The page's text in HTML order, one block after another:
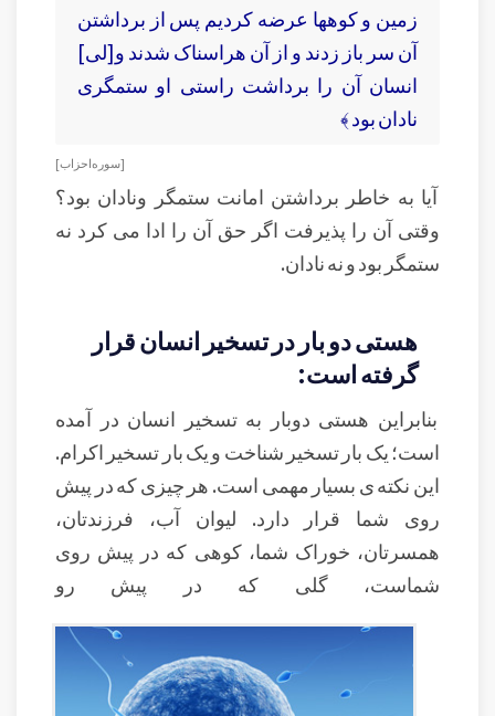
زمين و كوهها عرضه كرديم پس از برداشتن
آن سر باز زدند و از آن هراسناک شدند و[لى]
انسان آن را برداشت راستى او ستمگرى
نادان بود ﴾
[ سوره احزاب ]
آیا به خاطر برداشتن امانت ستمگر ونادان بود؟
وقتی آن را پذیرفت اگر حق آن را ادا می کرد نه
ستمگر بود و نه نادان.
هستی دو بار در تسخیر انسان قرار
گرفته است:
بنابراین هستی دوبار به تسخیر انسان در آمده
است؛ یک بار تسخیر شناخت و یک بار تسخیر اکرام.
این نکته ی بسیار مهمی است. هر چیزی که در پیش
روی شما قرار دارد. لیوان آب، فرزندتان،
همسرتان، خوراک شما، کوهی که در پیش روی
شماست، گلی که در پیش رو